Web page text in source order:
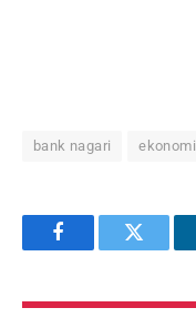
bank nagari ekonomi
FacebookTwitter